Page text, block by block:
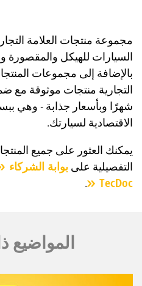
السيارات للهيكل والمقصورة
بالإضافة إلى مجموعات
شهرًا وبأسعار جذابة - وهي
الاقتصادية لسيارتك.
يمكنك العثور على جميع
التفصيلية على بوابة الشركاء
TecDoc
.
المواضيع